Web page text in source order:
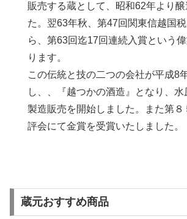
販売する蔵として、昭和62年より
た。翌63年秋、第47回関東信越国
ら、第63回迄17回連続入賞という
ります。
この伝統と技の二つの会社が平成8
し、、『越つかの酒造』となり、水
製造販売を開始しました。また第
評会にて金賞を受賞いたしました。
蔵元おすすめ商品